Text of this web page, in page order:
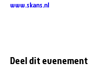
www.skans.nl
Deel dit evenement